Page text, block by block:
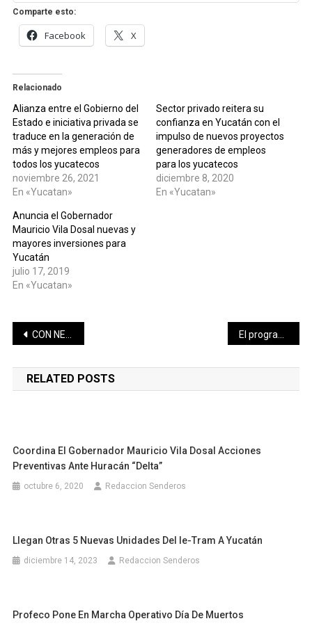
Comparte esto:
Facebook X
Relacionado
Alianza entre el Gobierno del
Estado e iniciativa privada se
traduce en la generación de
más y mejores empleos para
todos los yucatecos
noviembre 26, 2021
En «Yucatan»
Sector privado reitera su
confianza en Yucatán con el
impulso de nuevos proyectos
generadores de empleos
para los yucatecos
diciembre 8, 2020
En «Yucatan»
Anuncia el Gobernador
Mauricio Vila Dosal nuevas y
mayores inversiones para
Yucatán
julio 17, 2019
En «Yucatan»
Navegación
de
entradas
CON NEGRÍN EN LA LOMA, YUCATÁN VA POR EL CAMPEONATO DE LA LMB
RELATED POSTS
Coordina El Gobernador Mauricio Vila Dosal Acciones
Preventivas Ante Huracán “Delta”
octubre 6, 2020 Redaccion Senderos
Llegan Otras 5 Nuevas Unidades Del Ie-Tram A Yucatán
diciembre 14, 2023 Redaccion Senderos
Profeco Pone En Marcha Operativo Día De Muertos